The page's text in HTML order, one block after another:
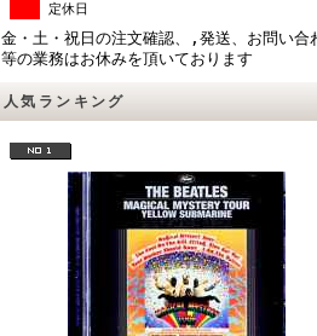
定休日
金・土・祝日の注文確認、,発送、お問い合
等の業務はお休みを頂いております
人気ランキング